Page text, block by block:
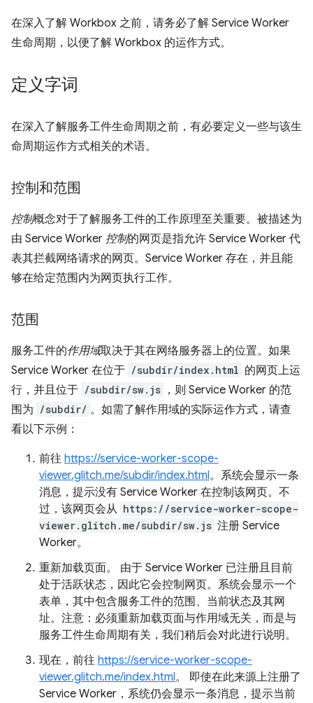
在深入了解 Workbox 之前，请务必了解 Service Worker
生命周期，以便了解 Workbox 的运作方式。
定义字词
在深入了解服务工件生命周期之前，有必要定义一些与该生
命周期运作方式相关的术语。
控制和范围
控制概念对于了解服务工件的工作原理至关重要。被描述为
由 Service Worker 控制的网页是指允许 Service Worker 代
表其拦截网络请求的网页。Service Worker 存在 ，并且能
够在给定范围内为网页执行工作。
范围
服务工件的作用域取决于其在网络服务器上的位置。如果
Service Worker 在位于 /subdir/index.html 的网页上运
行，并且位于 /subdir/sw.js ，则 Service Worker 的范
围为 /subdir/ 。如需了解作用域的实际运作方式，请查
看以下示例：
前往 https://service-worker-scope-
viewer.glitch.me/subdir/index.html。系统会显示一条
消息，提示没有 Service Worker 在控制该网页。不
过，该网页会从 https://service-worker-scope-
viewer.glitch.me/subdir/sw.js 注册 Service
Worker。
重新加载页面。 由于 Service Worker 已注册且目前
处于活跃状态，因此它会控制网页。系统会显示一个
表单，其中包含服务工件的范围、当前状态及其网
址。注意：必须重新加载页面与作用域无关，而是与
服务工件生命周期有关，我们稍后会对此进行说明。
现在，前往 https://service-worker-scope-
viewer.glitch.me/index.html。 即使在此来源上注册了
Service Worker，系统仍会显示一条消息，提示当前